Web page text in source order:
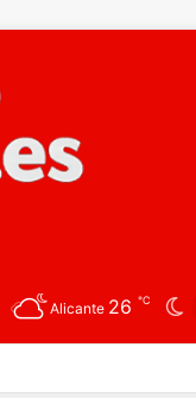
Alicante 26 ℃
que lucharán ahora